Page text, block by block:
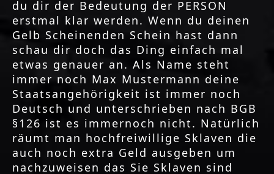
du dir der Bedeutung der PERSON
erstmal klar werden. Wenn du deinen
Gelb Scheinenden Schein hast dann
schau dir doch das Ding einfach mal
etwas genauer an. Als Name steht
immer noch Max Mustermann deine
Staatsangehörigkeit ist immer noch
Deutsch und unterschrieben nach BGB
§126 ist es immernoch nicht. Natürlich
räumt man hochfreiwillige Sklaven die
auch noch extra Geld ausgeben um
nachzuweisen das Sie Sklaven sind